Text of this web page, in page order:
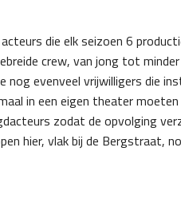
die elk seizoen 6
crew, van jong tot
nog evenveel vrijwilligers die
in een eigen theater
zodat de opvolging
hier, vlak bij de Bergstraat,